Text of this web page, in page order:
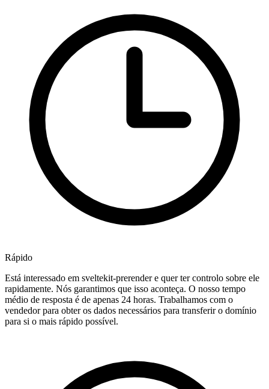
Rápido
Está interessado em sveltekit-prerender e quer ter controlo sobre ele
rapidamente. Nós garantimos que isso aconteça. O nosso tempo
médio de resposta é de apenas 24 horas. Trabalhamos com o
vendedor para obter os dados necessários para transferir o domínio
para si o mais rápido possível.